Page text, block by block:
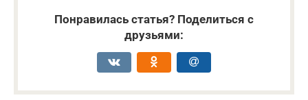
Понравилась статья? Поделиться с
друзьями: